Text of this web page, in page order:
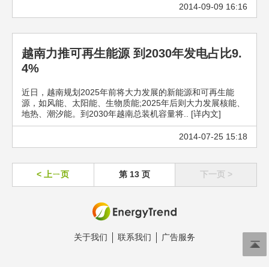
2014-09-09 16:16
越南力推可再生能源 到2030年发电占比9.
4%
近日，越南规划2025年前将大力发展的新能源和可再生能
源，如风能、太阳能、生物质能;2025年后则大力发展核能、
地热、潮汐能。到2030年越南总装机容量将.. [详内文]
2014-07-25 15:18
< 上ㄧ页 第 13 页 下一页 >
关于我们 联系我们 广告服务